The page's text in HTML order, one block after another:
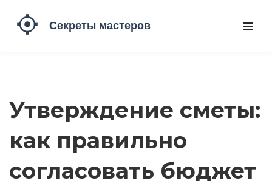
Утверждение сметы:
как правильно
согласовать бюджет